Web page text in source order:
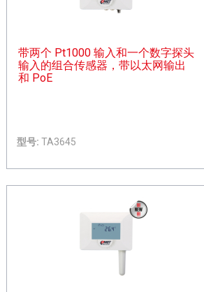
带两个 Pt1000 输入和一个数字探头
输入的组合传感器，带以太网输出
和 PoE
型号: TA3645